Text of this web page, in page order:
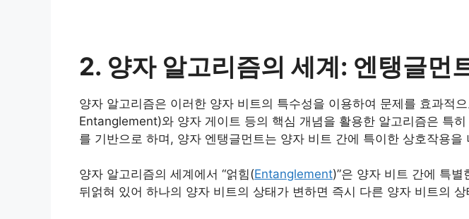
2. 양자 알고리즘의 세계: 엔탱글먼
양자 알고리즘은 이러한 양자 비트의 특수성을 이용하여 문제를 효과적
Entanglement)와 양자 게이트 등의 핵심 개념을 활용한 알고리즘은 특
를 기반으로 하며, 양자 엔탱글먼트는 양자 비트 간에 특이한 상호작용을
양자 알고리즘의 세계에서 “얽힘(Entanglement)”은 양자 비트 간에 특
뒤얽혀 있어 하나의 양자 비트의 상태가 변하면 즉시 다른 양자 비트의